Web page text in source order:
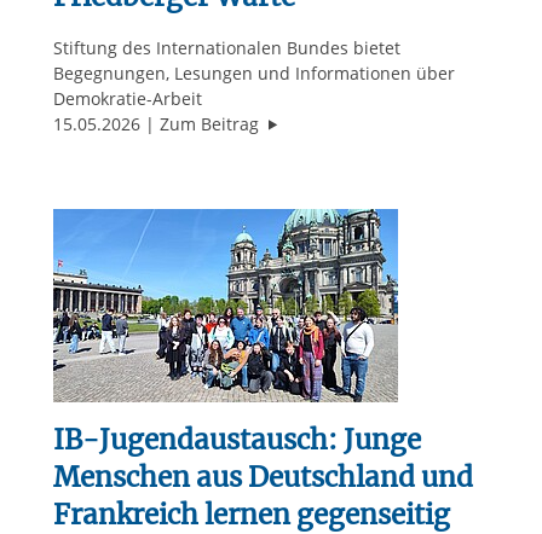
Stiftung des Internationalen Bundes bietet
Begegnungen, Lesungen und Informationen über
Demokratie-Arbeit
15.05.2026
Zum Beitrag "21. Mai: Schwarz-Rot-Bunt lädt
IB-Jugendaustausch: Junge
Menschen aus Deutschland und
Frankreich lernen gegenseitig